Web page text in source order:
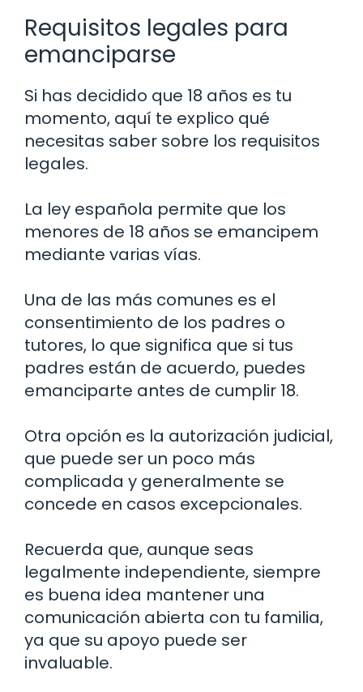
Requisitos legales para
emanciparse
Si has decidido que 18 años es tu
momento, aquí te explico qué
necesitas saber sobre los requisitos
legales.
La ley española permite que los
menores de 18 años se emancipem
mediante varias vías.
Una de las más comunes es el
consentimiento de los padres o
tutores, lo que significa que si tus
padres están de acuerdo, puedes
emanciparte antes de cumplir 18.
Otra opción es la autorización judicial,
que puede ser un poco más
complicada y generalmente se
concede en casos excepcionales.
Recuerda que, aunque seas
legalmente independiente, siempre
es buena idea mantener una
comunicación abierta con tu familia,
ya que su apoyo puede ser
invaluable.